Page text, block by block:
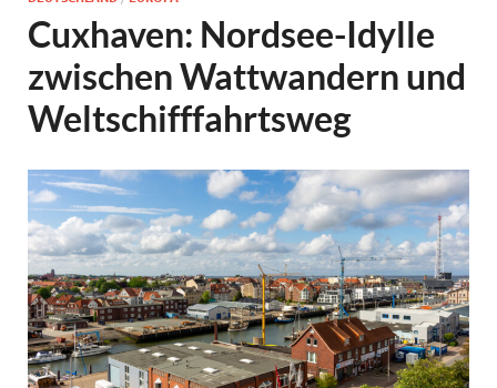
Cuxhaven: Nordsee-Idylle
zwischen Wattwandern und
Weltschifffahrtsweg